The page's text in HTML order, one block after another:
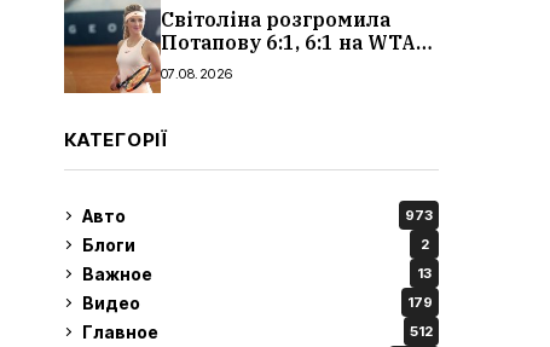
Світоліна розгромила
Потапову 6:1, 6:1 на WTA
1000 у Торонто
07.08.2026
КАТЕГОРІЇ
Авто 973
Блоги 2
Важное 13
Видео 179
Главное 512